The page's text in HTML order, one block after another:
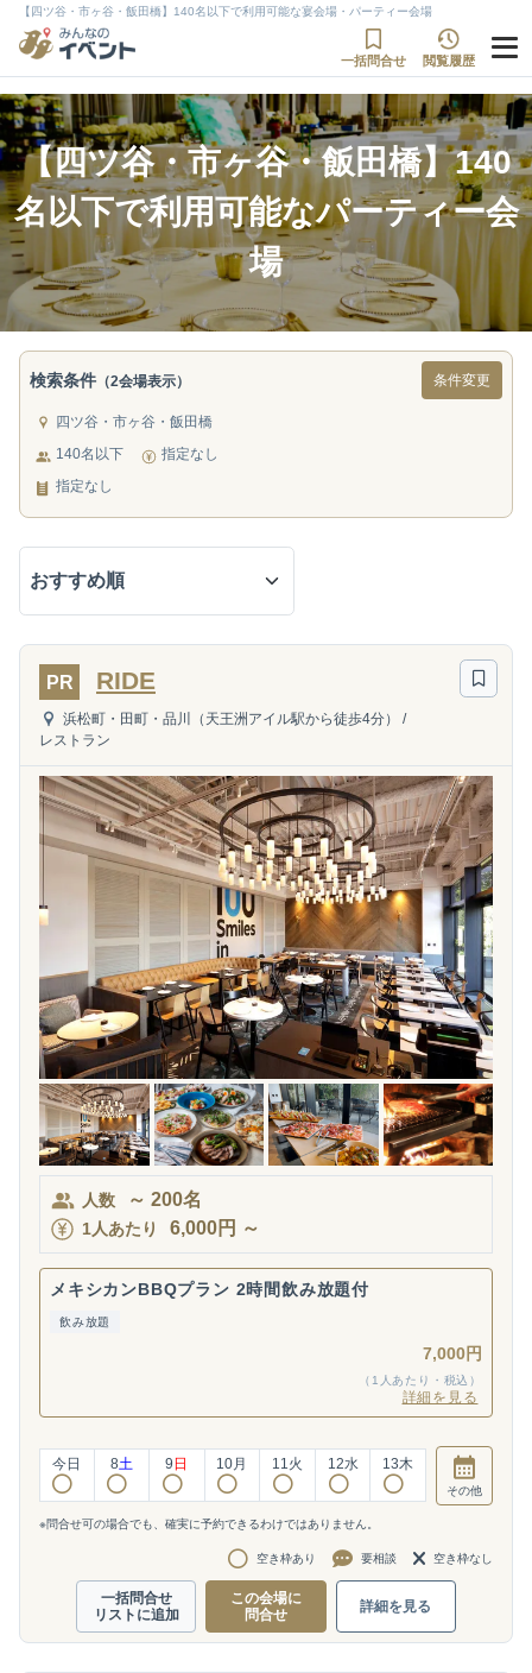
【四ツ谷・市ヶ谷・飯田橋】140名以下で利用可能な宴会場・パーティー会場
一括問合せ 閲覧履歴
【四ツ谷・市ヶ谷・飯田橋】140
名以下で利用可能なパーティー会
場
検索条件 （2会場表示） 条件変更
四ツ谷・市ヶ谷・飯田橋
140名以下
指定なし
指定なし
PR RIDE
浜松町・田町・品川（天王洲アイル駅から徒歩4分）
/
レストラン
人数 ～ 200名
1人あたり 6,000円 ～
メキシカンBBQプラン 2時間飲み放題付
飲み放題
7,000円
（1人あたり・税込）
詳細を見る
今日 8土 9 日 10月 11火 12水 13木
その他
※問合せ可の場合でも、確実に予約できるわけではありません。
空き枠あり 要相談 空き枠なし
一括問合せ
リストに追加
この会場に
問合せ
詳細を見る